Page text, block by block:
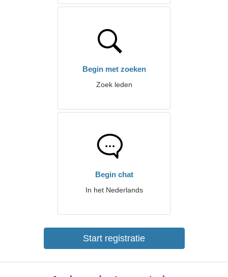
Begin met zoeken
Zoek leden
Begin chat
In het Nederlands
Start registratie